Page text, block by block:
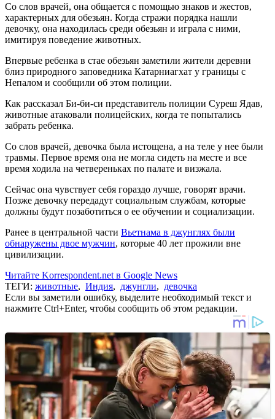
Со слов врачей, она общается с помощью знаков и жестов,
характерных для обезьян. Когда стражи порядка нашли
девочку, она находилась среди обезьян и играла с ними,
имитируя поведение животных.
Впервые ребенка в стае обезьян заметили жители деревни
близ природного заповедника Катарниагхат у границы с
Непалом и сообщили об этом полиции.
Как рассказал Би-би-си представитель полиции Суреш Ядав,
животные атаковали полицейских, когда те попытались
забрать ребенка.
Со слов врачей, девочка была истощена, а на теле у нее были
травмы. Первое время она не могла сидеть на месте и все
время ходила на четвереньках по палате и визжала.
Сейчас она чувствует себя гораздо лучше, говорят врачи.
Позже девочку передадут социальным службам, которые
должны будут позаботиться о ее обучении и социализации.
Ранее в центральной части Вьетнама в джунглях были
обнаружены двое мужчин, которые 40 лет прожили вне
цивилизации.
Читайте Korrespondent.net в Google News
ТЕГИ: животные, Индия, джунгли, девочка
Если вы заметили ошибку, выделите необходимый текст и
нажмите Ctrl+Enter, чтобы сообщить об этом редакции.